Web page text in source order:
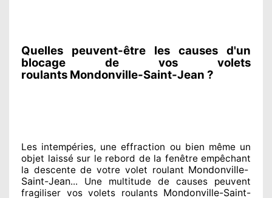
Quelles peuvent-être les causes d'un
blocage de vos volets
roulants Mondonville-Saint-Jean ?
Les intempéries, une effraction ou bien même un
objet laissésur le rebord de la fenêtre empêchant
la descente de votre volet roulant Mondonville-
Saint-Jean... Une multitude de causes peuvent
fragiliser vos volets roulants Mondonville-Saint-